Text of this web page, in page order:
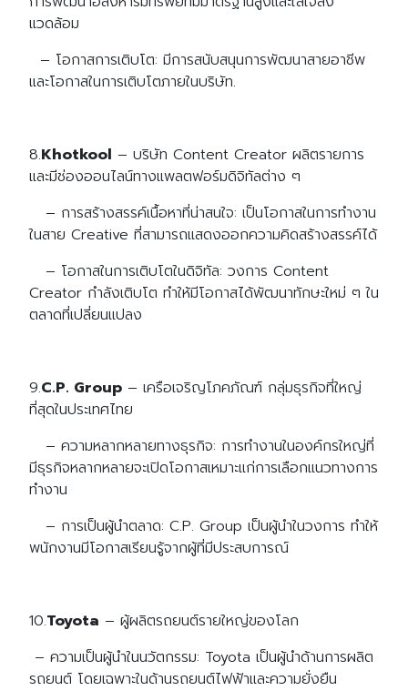
แวดล้อม
– โอกาสการเติบโต: มีการสนับสนุนการพัฒนาสายอาชีพ
และโอกาสในการเติบโตภายในบริษัท.
8.Khotkool – บริษัท Content Creator ผลิตรายการ
และมีช่องออนไลน์ทางแพลตฟอร์มดิจิทัลต่าง ๆ
– การสร้างสรรค์เนื้อหาที่น่าสนใจ: เป็นโอกาสในการทำงาน
ในสาย Creative ที่สามารถแสดงออกความคิดสร้างสรรค์ได้
– โอกาสในการเติบโตในดิจิทัล: วงการ Content
Creator กำลังเติบโต ทำให้มีโอกาสได้พัฒนาทักษะใหม่ ๆ ใน
ตลาดที่เปลี่ยนแปลง
9.C.P. Group – เครือเจริญโภคภัณฑ์ กลุ่มธุรกิจที่ใหญ่
ที่สุดในประเทศไทย
– ความหลากหลายทางธุรกิจ: การทำงานในองค์กรใหญ่ที่
มีธุรกิจหลากหลายจะเปิดโอกาสเหมาะแก่การเลือกแนวทางการ
ทำงาน
– การเป็นผู้นำตลาด: C.P. Group เป็นผู้นำในวงการ ทำให้
พนักงานมีโอกาสเรียนรู้จากผู้ที่มีประสบการณ์
10.Toyota – ผู้ผลิตรถยนต์รายใหญ่ของโลก
– ความเป็นผู้นำในนวัตกรรม: Toyota เป็นผู้นำด้านการผลิต
รถยนต์ โดยเฉพาะในด้านรถยนต์ไฟฟ้าและความยั่งยืน